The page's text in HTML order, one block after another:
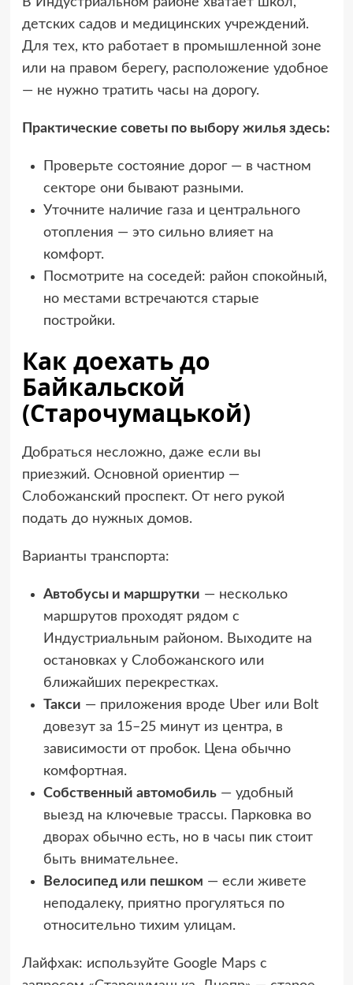
детских садов и медицинских учреждений.
Для тех, кто работает в промышленной зоне
или на правом берегу, расположение удобное
— не нужно тратить часы на дорогу.
Практические советы по выбору жилья здесь:
Проверьте состояние дорог — в частном
секторе они бывают разными.
Уточните наличие газа и центрального
отопления — это сильно влияет на
комфорт.
Посмотрите на соседей: район спокойный,
но местами встречаются старые
постройки.
Как доехать до
Байкальской
(Старочумацькой)
Добраться несложно, даже если вы
приезжий. Основной ориентир —
Слобожанский проспект. От него рукой
подать до нужных домов.
Варианты транспорта:
Автобусы и маршрутки — несколько
маршрутов проходят рядом с
Индустриальным районом. Выходите на
остановках у Слобожанского или
ближайших перекрестках.
Такси — приложения вроде Uber или Bolt
довезут за 15–25 минут из центра, в
зависимости от пробок. Цена обычно
комфортная.
Собственный автомобиль— удобный
выезд на ключевые трассы. Парковка во
дворах обычно есть, но в часы пик стоит
быть внимательнее.
Велосипед или пешком — если живете
неподалеку, приятно прогуляться по
относительно тихим улицам.
Лайфхак: используйте Google Maps с